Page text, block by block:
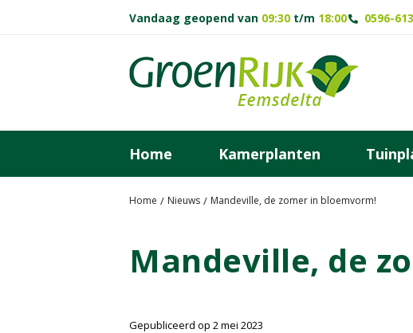
t
Home Nieuws Mandeville, de zomer in bloemvorm!
Vandaag geopend van 09:30 t/m 18:00 0596-
Home Kamerplanten
Mandeville, de
Gepubliceerd op 2 mei 2023